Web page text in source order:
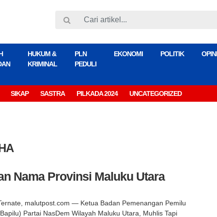
HUKUM &
KRIMINAL
PLN
PEDULI
EKONOMI POLITIK OPINI
SIKAP SASTRA PILKADA 2024 UNCATEGORIZED
Nama Provinsi Maluku Utara
malutpost.com — Ketua Badan Pemenangan Pemilu
Partai NasDem Wilayah Maluku Utara, Muhlis Tapi